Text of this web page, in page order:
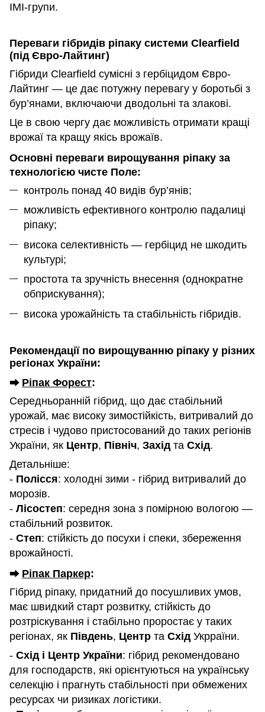
IMI-групи.
Переваги гібридів ріпаку системи Clearfield
(під Євро-Лайтинг)
Гібриди Clearfield сумісні з гербіцидом Євро-
Лайтинг — це дає потужну перевагу у боротьбі з
бур’янами, включаючи дводольні та злакові.
Це в свою чергу дає можливість отримати кращі
врожаї та кращу якісь врожаїв.
Основні переваги вирощування ріпаку за
технологією чисте Поле:
контроль понад 40 видів бур’янів;
можливість ефективного контролю падалиці
ріпаку;
висока селективність — гербіцид не шкодить
культурі;
простота та зручність внесення (однократне
обприскування);
висока урожайність та стабільність гібридів.
Рекомендації по вирощуванню ріпаку у різних
регіонах України:
⮕ Ріпак Форест:
Середньоранній гібрид, що дає стабільний
урожай, має високу зимостійкість, витривалий до
стресів і чудово пристосований до таких регіонів
України, як Центр, Північ, Захід та Схід.
Детальніше:
- Полісся: холодні зими - гібрид витривалий до
морозів.
- Лісостеп: середня зона з помірною вологою —
стабільний розвиток.
- Степ: стійкість до посухи і спеки, збереження
врожайності.
⮕ Ріпак Паркер:
Гібрид ріпаку, придатний до посушливих умов,
має швидкий старт розвитку, стійкість до
розтріскування і стабільно проростає у таких
регіонах, як Південь, Центр та Схід Укрраїни.
- Схід і Центр України: гібрид рекомендовано
для господарств, які орієнтуються на українську
селекцію і прагнуть стабільності при обмежених
ресурсах чи ризиках логістики.